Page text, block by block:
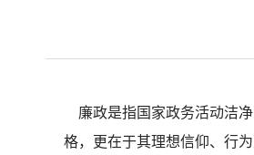
廉政是指国家政务活动洁
格，更在于其理想信仰、行